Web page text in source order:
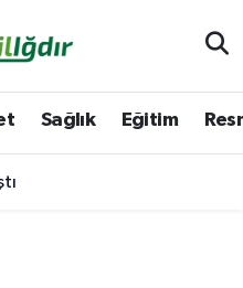
Sağlık Eğitim